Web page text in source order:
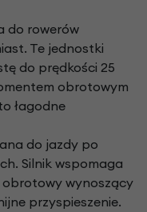
do rowerów
Te jednostki
do prędkości 25
obrotowym
łagodne
do jazdy po
Silnik wspomaga
wynoszący
przyspieszenie.